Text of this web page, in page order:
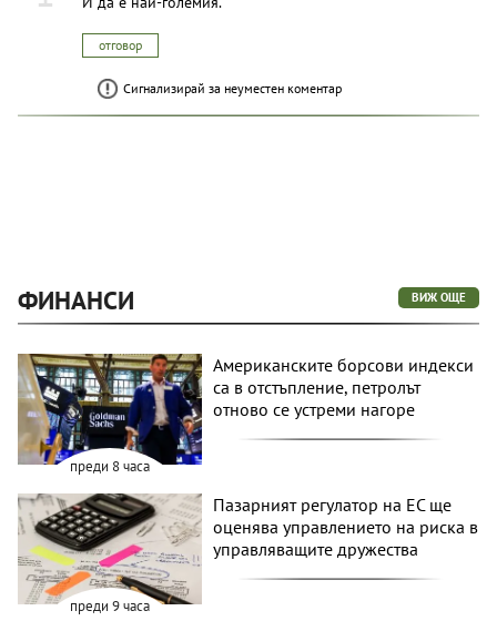
отговор
Сигнализирай за неуместен коментар
ФИНАНСИ ВИЖ ОЩЕ
преди 8 часа
Американските борсови индекси
са в отстъпление, петролът
отново се устреми нагоре
преди 9 часа
Пазарният регулатор на ЕС ще
оценява управлението на риска в
управляващите дружества